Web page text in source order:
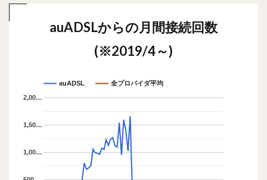
auADSLからの月間接続回数
(※2019/4～)
auADSL 全プロバイダ平均
1,00…
1,50…
2,00…